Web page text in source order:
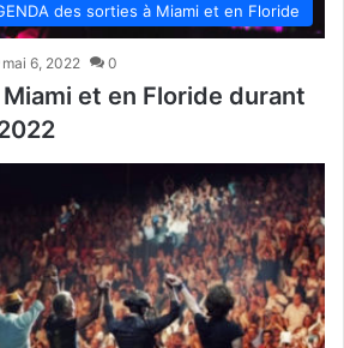
des sorties à Miami et en Floride
mai 6, 2022 0
et en Floride durant